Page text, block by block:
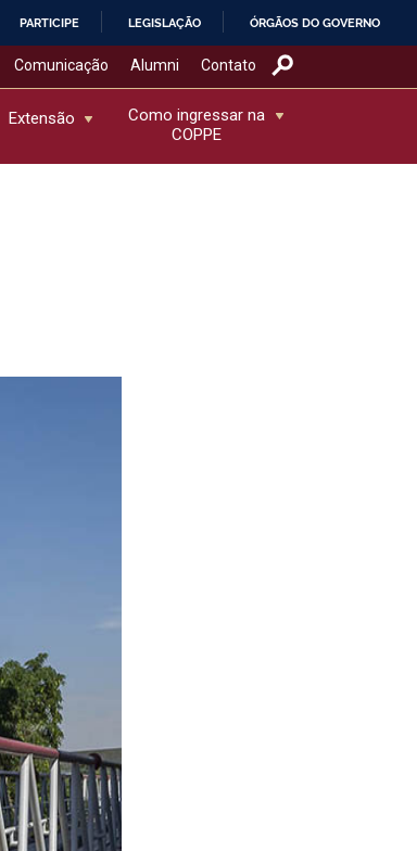
PARTICIPE LEGISLAÇÃO ÓRGÃOS DO GOVERNO
Comunicação Alumni Contato
Extensão
Como ingressar na
COPPE